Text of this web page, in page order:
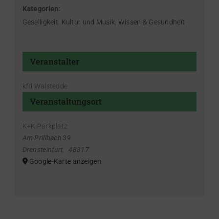
Kategorien:
Geselligkeit Kultur und Musik Wissen & Gesundheit
Veranstaltungsort
K+K Parkplatz
Am Prillbach 39
Drensteinfurt,
48317
Google-Karte anzeigen
Veranstalter
kfd Walstedde